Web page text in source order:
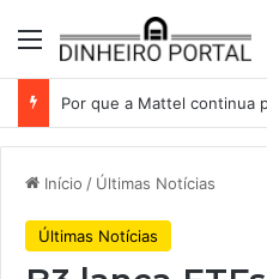
Menu
Início / Últimas Notícias
Últimas Notícias